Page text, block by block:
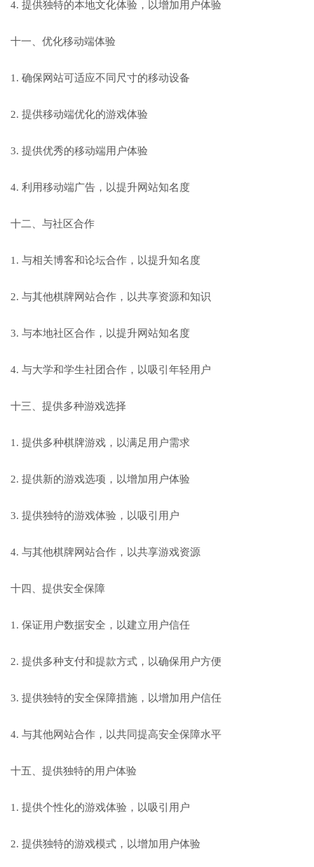
4. 提供独特的本地文化体验，以增加用户体验
十一、优化移动端体验
1. 确保网站可适应不同尺寸的移动设备
2. 提供移动端优化的游戏体验
3. 提供优秀的移动端用户体验
4. 利用移动端广告，以提升网站知名度
十二、与社区合作
1. 与相关博客和论坛合作，以提升知名度
2. 与其他棋牌网站合作，以共享资源和知识
3. 与本地社区合作，以提升网站知名度
4. 与大学和学生社团合作，以吸引年轻用户
十三、提供多种游戏选择
1. 提供多种棋牌游戏，以满足用户需求
2. 提供新的游戏选项，以增加用户体验
3. 提供独特的游戏体验，以吸引用户
4. 与其他棋牌网站合作，以共享游戏资源
十四、提供安全保障
1. 保证用户数据安全，以建立用户信任
2. 提供多种支付和提款方式，以确保用户方便
3. 提供独特的安全保障措施，以增加用户信任
4. 与其他网站合作，以共同提高安全保障水平
十五、提供独特的用户体验
1. 提供个性化的游戏体验，以吸引用户
2. 提供独特的游戏模式，以增加用户体验